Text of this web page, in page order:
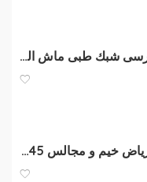
كرسى مكتب مدير كرسى شبك طبى ماش الوان وخامات ممتازة من مصانع مهنا
تفصيل بيوت شعر بالرياض خيم و مجالس 0563866945